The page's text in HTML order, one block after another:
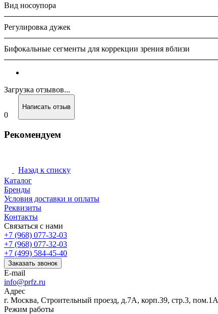
Вид носоупора
Регулировка дужек
Бифокальные сегменты для коррекции зрения вблизи
Загрузка отзывов...
0
Написать отзыв
Рекомендуем
Назад к списку
Каталог
Бренды
Условия доставки и оплаты
Реквизиты
Контакты
Связаться с нами
+7 (968) 077-32-03
+7 (968) 077-32-03
+7 (499) 584-45-40
Заказать звонок
E-mail
info@prfz.ru
Адрес
г. Москва, Строительный проезд, д.7А, корп.39, стр.3, пом.1А
Режим работы